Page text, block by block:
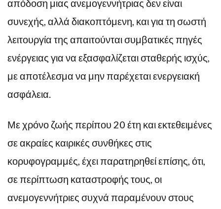
απόδοση μιας ανεμογεννήτριας δεν είναι
συνεχής, αλλά διακοπτόμενη, και για τη σωστή
λειτουργία της απαιτούνται συμβατικές πηγές
ενέργειας για να εξασφαλίζεται σταθερής ισχύς,
με αποτέλεσμα να μην παρέχεται ενεργειακή
ασφάλεια.
Με χρόνο ζωής περίπου 20 έτη και εκτεθειμένες
σε ακραίες καιρικές συνθήκες στις
κορυφογραμμές, έχει παρατηρηθεί επίσης, ότι,
σε περίπτωση καταστροφής τους, οι
ανεμογεννήτριες συχνά παραμένουν στους